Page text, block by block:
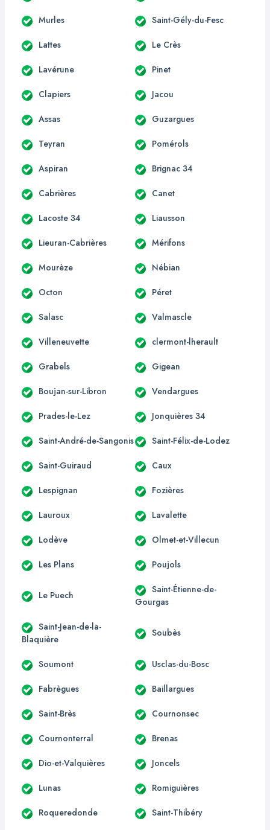
Murles Saint-Gély-du-Fesc
Lattes Le Crès
Lavérune Pinet
Clapiers Jacou
Assas Guzargues
Teyran Pomérols
Aspiran Brignac 34
Cabrières Canet
Lacoste 34 Liausson
Lieuran-Cabrières Mérifons
Mourèze Nébian
Octon Péret
Salasc Valmascle
Villeneuvette clermont-lherault
Grabels Gigean
Boujan-sur-Libron Vendargues
Prades-le-Lez Jonquières 34
Saint-André-de-Sangonis Saint-Félix-de-Lodez
Saint-Guiraud Caux
Lespignan Fozières
Lauroux Lavalette
Lodève Olmet-et-Villecun
Les Plans Poujols
Le Puech
Saint-Étienne-de-
Gourgas
Saint-Jean-de-la-
Blaquière
Soubès
Soumont Usclas-du-Bosc
Fabrègues Baillargues
Saint-Brès Cournonsec
Cournonterral Brenas
Dio-et-Valquières Joncels
Lunas Romiguières
Roqueredonde Saint-Thibéry